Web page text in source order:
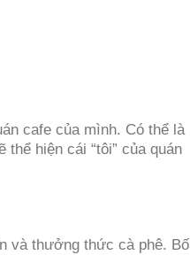
cafe của mình. Có thể là
hiện cái “tôi” của quán
và thưởng thức cà phê. Bố